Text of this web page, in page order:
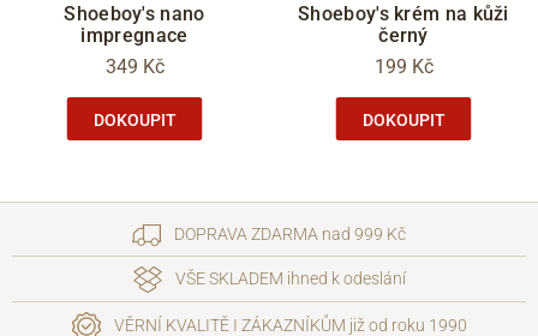
Shoeboy's nano
impregnace
349 Kč
DOKOUPIT
Shoeboy's krém na kůži
černý
199 Kč
DOKOUPIT
DOPRAVA ZDARMA nad 999 Kč
VŠE SKLADEM ihned k odeslání
VĚRNÍ KVALITĚ I ZÁKAZNÍKŮM již od roku 1990